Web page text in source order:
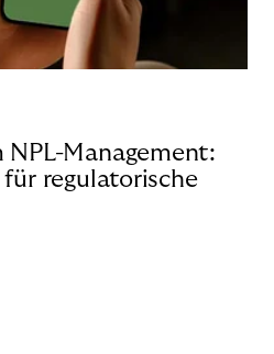
Management:
für regulatorische